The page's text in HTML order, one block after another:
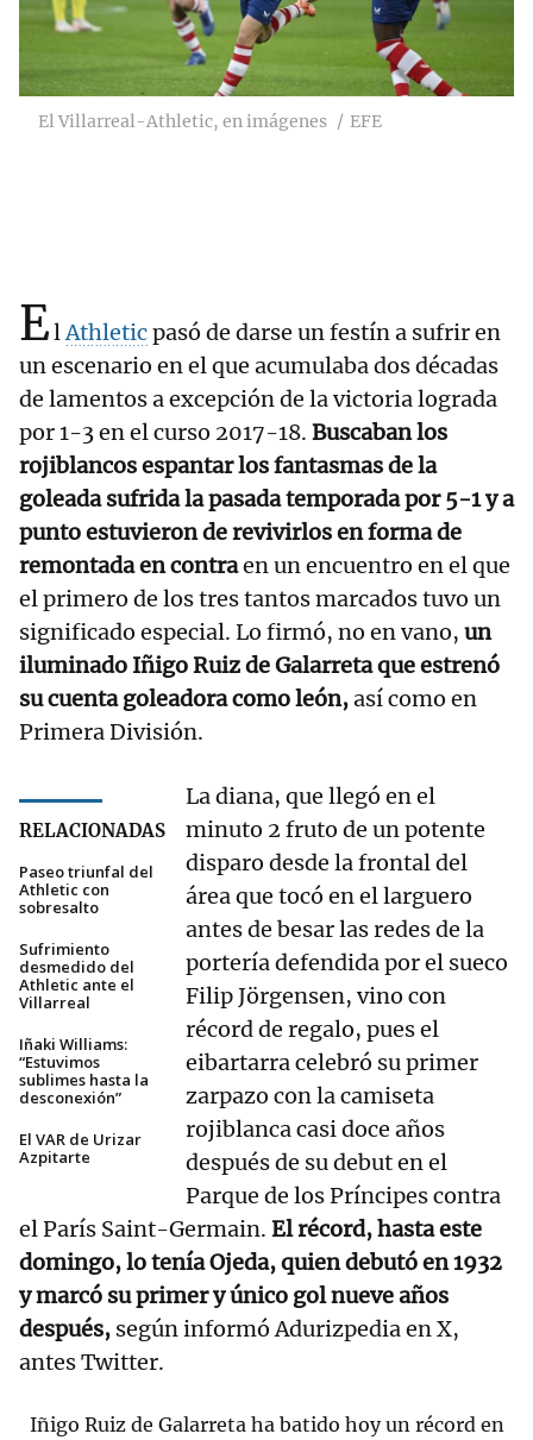
El Villarreal-Athletic, en imágenes EFE
ElAthleticpasó de darse un festín a sufrir en
un escenario en el que acumulaba dos décadas
de lamentos a excepción de la victoria lograda
por 1-3 en el curso 2017-18. Buscaban los
rojiblancos espantar los fantasmas de la
goleada sufrida la pasada temporada por 5-1 y a
punto estuvieron de revivirlos en forma de
remontada en contraen un encuentro en el que
el primero de los tres tantos marcados tuvo un
significado especial. Lo firmó, no en vano, un
iluminado Iñigo Ruiz de Galarreta que estrenó
su cuenta goleadora como león,así como en
Primera División.
RELACIONADAS
Paseo triunfal del
Athletic con
sobresalto
Sufrimiento
desmedido del
Athletic ante el
Villarreal
Iñaki Williams:
“Estuvimos
sublimes hasta la
desconexión”
El VAR de Urizar
Azpitarte
La diana, que llegó en el
minuto 2 fruto de un potente
disparo desde la frontal del
área que tocó en el larguero
antes de besar las redes de la
portería defendida por el sueco
Filip Jörgensen, vino con
récord de regalo, pues el
eibartarra celebró su primer
zarpazo con la camiseta
rojiblanca casi doce años
después de su debut en el
Parque de los Príncipes contra
el París Saint-Germain. El récord, hasta este
domingo, lo tenía Ojeda, quien debutó en 1932
y marcó su primer y único gol nueve años
después, según informó Adurizpedia en X,
antes Twitter.
Iñigo Ruiz de Galarreta ha batido hoy un récord en